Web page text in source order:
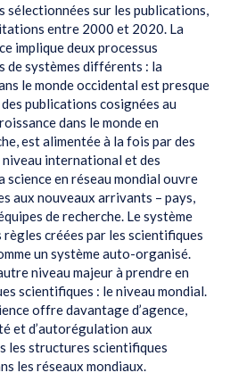
sélectionnées sur les publications,
entre 2000 et 2020. La
implique deux processus
de systèmes différents : la
le monde occidental est presque
publications cosignées au
dans le monde en
est alimentée à la fois par des
international et des
en réseau mondial ouvre
aux nouveaux arrivants – pays,
de recherche. Le système
règles créées par les scientifiques
un système auto-organisé.
niveau majeur à prendre en
scientifiques : le niveau mondial.
offre davantage d’agence,
et d’autorégulation aux
les structures scientifiques
les réseaux mondiaux.